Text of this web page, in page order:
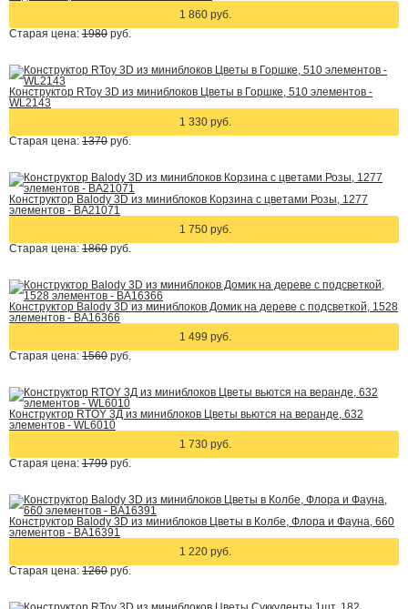
1 860 руб.
Старая цена: 1980 руб.
Конструктор RToy 3D из миниблоков Цветы в Горшке, 510 элементов -
WL2143
1 330 руб.
Старая цена: 1370 руб.
Конструктор Balody 3D из миниблоков Корзина с цветами Розы, 1277
элементов - BA21071
1 750 руб.
Старая цена: 1860 руб.
Конструктор Balody 3D из миниблоков Домик на дереве с подсветкой, 1528
элементов - BA16366
1 499 руб.
Старая цена: 1560 руб.
Конструктор RTOY 3Д из миниблоков Цветы вьются на веранде, 632
элементов - WL6010
1 730 руб.
Старая цена: 1799 руб.
Конструктор Balody 3D из миниблоков Цветы в Колбе, Флора и Фауна, 660
элементов - BA16391
1 220 руб.
Старая цена: 1260 руб.